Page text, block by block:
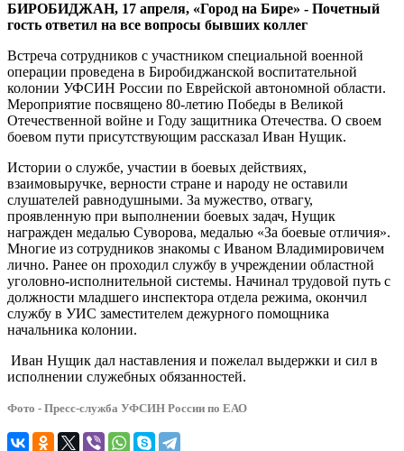
БИРОБИДЖАН, 17 апреля, «Город на Бире» - Почетный
гость ответил на все вопросы бывших коллег
Встреча сотрудников с участником специальной военной
операции проведена в Биробиджанской воспитательной
колонии УФСИН России по Еврейской автономной области.
Мероприятие посвящено 80-летию Победы в Великой
Отечественной войне и Году защитника Отечества. О своем
боевом пути присутствующим рассказал Иван Нущик.
Истории о службе, участии в боевых действиях,
взаимовыручке, верности стране и народу не оставили
слушателей равнодушными. За мужество, отвагу,
проявленную при выполнении боевых задач, Нущик
награжден медалью Суворова, медалью «За боевые отличия».
Многие из сотрудников знакомы с Иваном Владимировичем
лично. Ранее он проходил службу в учреждении областной
уголовно-исполнительной системы. Начинал трудовой путь с
должности младшего инспектора отдела режима, окончил
службу в УИС заместителем дежурного помощника
начальника колонии.
Иван Нущик дал наставления и пожелал выдержки и сил в
исполнении служебных обязанностей.
Фото - Пресс-служба УФСИН России по ЕАО